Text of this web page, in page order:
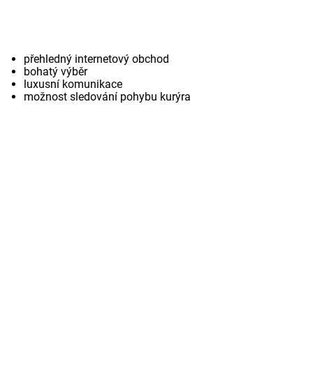
přehledný internetový obchod
bohatý výběr
luxusní komunikace
možnost sledování pohybu kurýra